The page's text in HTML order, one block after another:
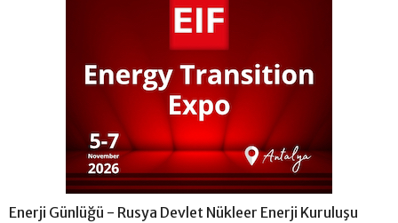
Enerji Günlüğü - Rusya Devlet Nükleer Enerji Kuruluşu